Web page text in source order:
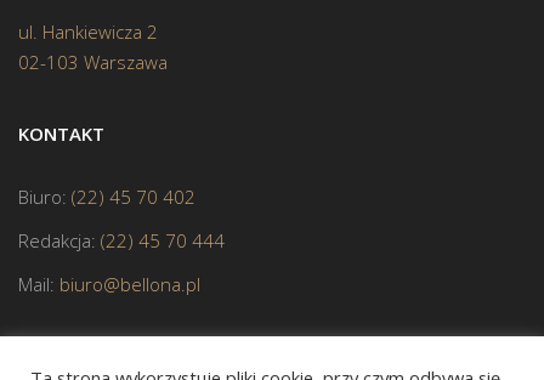
ul. Hankiewicza 2
02-103 Warszawa
KONTAKT
Biuro: (22) 45 70 402
Redakcja: (22) 45 70 444
Mail: biuro@bellona.pl